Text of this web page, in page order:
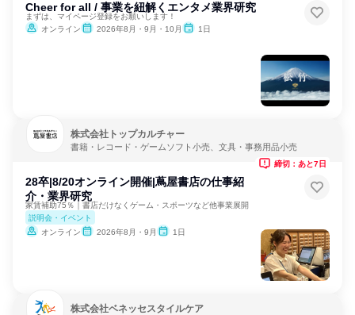
Cheer for all / 事業を紐解くエンタメ業界研究
まずは、マイページ登録をお願いします！
オンライン
2026年8月・9月・10月 1日
株式会社トップカルチャー
書籍・レコード・ゲームソフト小売、文具・事務用品小売
28卒|8/20オンライン開催|蔦屋書店の仕事紹
介・業界研究
家賃補助75％｜書店だけなくゲーム・スポーツなど他事業展開
説明会・イベント
オンライン
2026年8月・9月 1日
締切：あと7日
株式会社ベネッセスタイルケア